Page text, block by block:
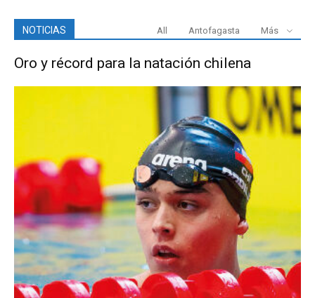
NOTICIAS All Antofagasta Más
Oro y récord para la natación chilena